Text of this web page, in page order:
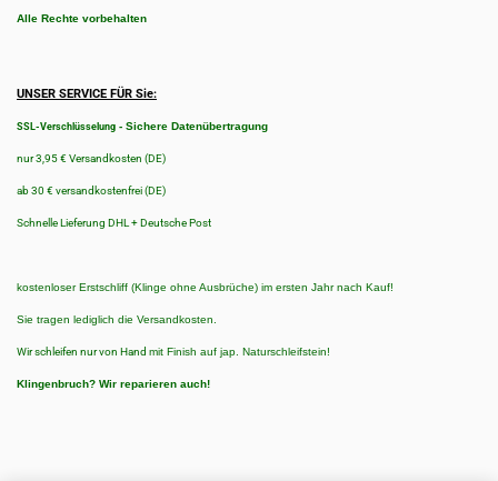
Alle Rechte vorbehalten
UNSER SERVICE FÜR Sie:
SSL-Verschlüsselung - Sichere Datenübertragung
nur 3,95 € Versandkosten (DE)
ab 30 € versandkostenfrei (DE)
Schnelle Lieferung DHL + Deutsche Post
kostenloser Erstschliff (Klinge ohne Ausbrüche) im ersten Jahr nach Kauf!
Sie tragen lediglich die Versandkosten.
Wir schleifen nur von Hand mit Finish auf jap. Naturschleifstein!
Klingenbruch? Wir reparieren auch!